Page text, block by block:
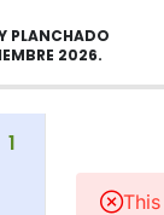
1
PLANCHADO
2026.